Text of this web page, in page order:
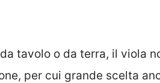
tavolo o da terra, il viola
per cui grande scelta